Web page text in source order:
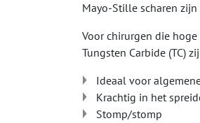
Mayo-Stille scharen
Voor chirurgen die
Tungsten Carbide (TC)
Ideaal voor
Krachtig in het
Stomp/stomp